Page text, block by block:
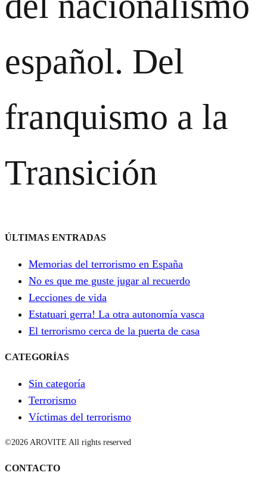
español. Del
franquismo a la
Transición
ÚLTIMAS ENTRADAS
Memorias del terrorismo en España
No es que me guste jugar al recuerdo
Lecciones de vida
Estatuari gerra! La otra autonomía vasca
El terrorismo cerca de la puerta de casa
CATEGORÍAS
Sin categoría
Terrorismo
Víctimas del terrorismo
©2026 AROVITE All rights reserved
CONTACTO